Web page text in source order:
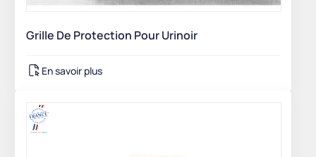
Grille De Protection Pour Urinoir
En savoir plus